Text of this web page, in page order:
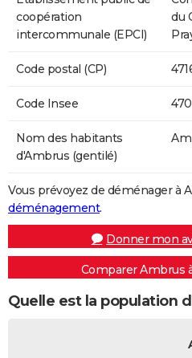
coopération
intercommunale (EPCI)
du
Code postal (CP)
Code Insee
Nom des habitants
d'Ambrus (gentilé)
Vous prévoyez de déménager à
déménagement.
Donner mon
Comparer Ambrus
Quelle est la population